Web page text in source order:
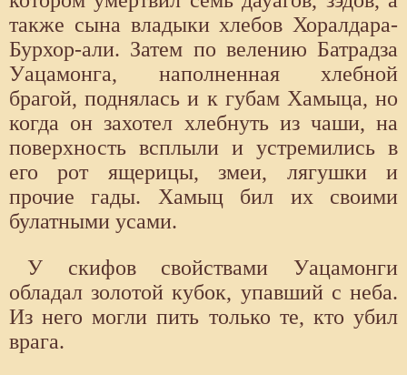
также сына владыки хлебов Хоралдара-
Бурхор-али. Затем по велению Батрадза
Уацамонга, наполненная хлебной
брагой, поднялась и к губам Хамыца, но
когда он захотел хлебнуть из чаши, на
поверхность всплыли и устремились в
его рот ящерицы, змеи, лягушки и
прочие гады. Хамыц бил их своими
булатными усами.
У скифов свойствами Уацамонги
обладал золотой кубок, упавший с неба.
Из него могли пить только те, кто убил
врага.